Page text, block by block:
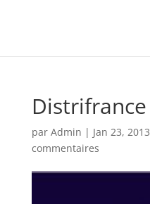
Distrifrance
par Admin | Jan 23, 2013
commentaires